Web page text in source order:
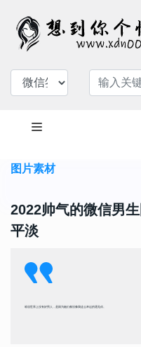
图片素材
2022帅气的微信男
平淡
谁说世界上没有好男人，是因为她们都没像我这么幸运的遇见你。